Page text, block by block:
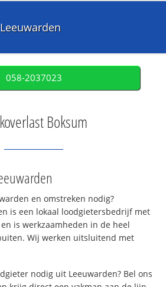
058-2037023
Boksum
en omstreken nodig?
is een lokaal loodgietersbedrijf met
is werkzaamheden in de heel
Wij werken uitsluitend met
nodig uit Leeuwarden? Bel ons